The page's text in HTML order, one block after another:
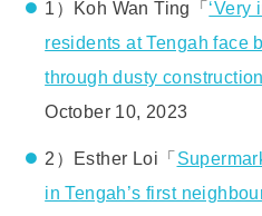
1）Koh Wan Ting「‘Very
residents at Tengah face
through dusty
October 10, 2023
2）Esther Loi「
in Tengah’s first